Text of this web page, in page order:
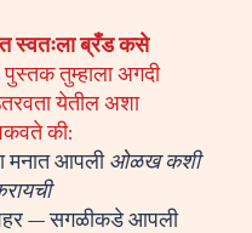
स्वतःला ब्रँड कसे
पुस्तक तुम्हाला अगदी
येतील अशा
की:
मनात आपली ओळख कशी
— सगळीकडे आपली